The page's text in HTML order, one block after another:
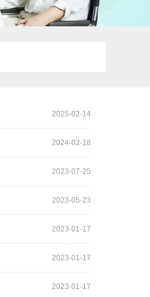
2025-02-14
2024-02-18
2023-07-25
2023-05-23
2023-01-17
2023-01-17
2023-01-17